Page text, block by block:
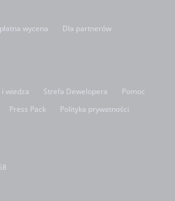
wycena
Dla partnerów
wiedza Strefa Dewelopera
Pomoc
Press Pack Polityka prywatności